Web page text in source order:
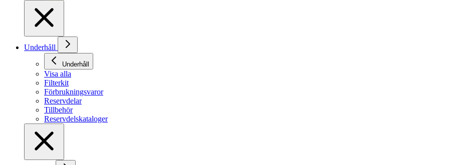
Underhåll
Underhåll
Visa alla
Filterkit
Förbrukningsvaror
Reservdelar
Tillbehör
Reservdelskataloger